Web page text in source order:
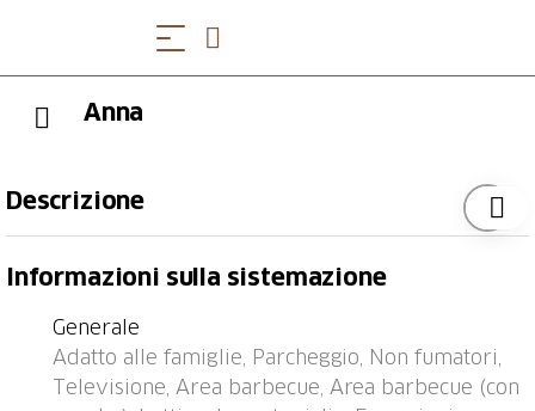
Anna
Descrizione
"Anna", accogliente, rustico su 3 piani. Nel borgo
pendio, direttamente sul ciglio del bosco, a 11 km dal
lago, esposizione sud-est. Accesso 100 m di strada
stretta fino 20 m da alla casa (strada non asfaltata).
Informazioni sulla sistemazione
Generale
Adatto alle famiglie, Parcheggio, Non fumatori,
Televisione, Area barbecue, Area barbecue (con